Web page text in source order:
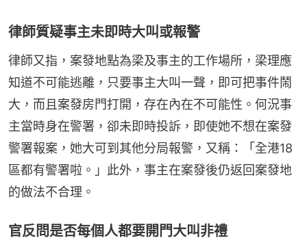
律師質疑事主未即時大叫或報警
律師又指，案發地點為梁及事主的工作場所，梁理應
知道不可能逃離，只要事主大叫一聲，即可把事件鬧
大，而且案發房門打開，存在內在不可能性。何況事
主當時身在警署，卻未即時投訴，即使她不想在案發
警署報案，她大可到其他分局報警，又稱：「全港18
區都有警署啦。」此外，事主在案發後仍返回案發地
的做法不合理。
官反問是否每個人都要開門大叫非禮